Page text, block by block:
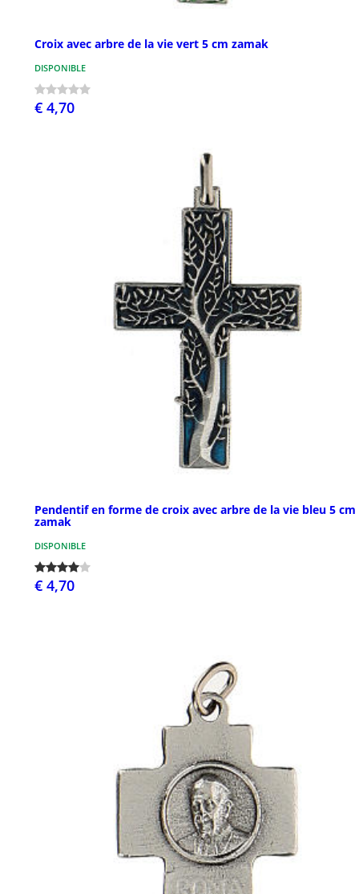
Croix avec arbre de la vie vert 5 cm zamak
DISPONIBLE
€ 4,70
Pendentif en forme de croix avec arbre de la vie bleu 5 cm
zamak
DISPONIBLE
€ 4,70